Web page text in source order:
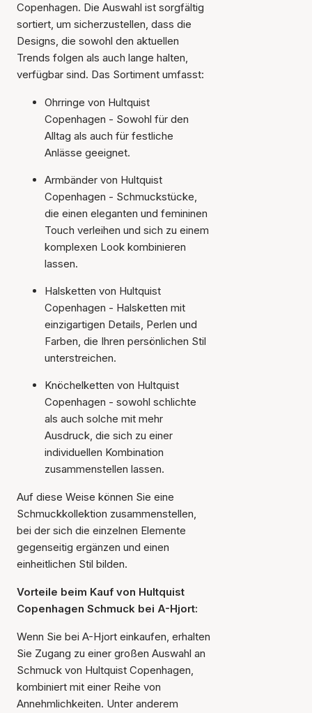
Copenhagen. Die Auswahl ist sorgfältig
sortiert, um sicherzustellen, dass die
Designs, die sowohl den aktuellen
Trends folgen als auch lange halten,
verfügbar sind. Das Sortiment umfasst:
Ohrringe von Hultquist
Copenhagen - Sowohl für den
Alltag als auch für festliche
Anlässe geeignet.
Armbänder von Hultquist
Copenhagen - Schmuckstücke,
die einen eleganten und femininen
Touch verleihen und sich zu einem
komplexen Look kombinieren
lassen.
Halsketten von Hultquist
Copenhagen - Halsketten mit
einzigartigen Details, Perlen und
Farben, die Ihren persönlichen Stil
unterstreichen.
Knöchelketten von Hultquist
Copenhagen - sowohl schlichte
als auch solche mit mehr
Ausdruck, die sich zu einer
individuellen Kombination
zusammenstellen lassen.
Auf diese Weise können Sie eine
Schmuckkollektion zusammenstellen,
bei der sich die einzelnen Elemente
gegenseitig ergänzen und einen
einheitlichen Stil bilden.
Vorteile beim Kauf von Hultquist
Copenhagen Schmuck bei A-Hjort:
Wenn Sie bei A-Hjort einkaufen, erhalten
Sie Zugang zu einer großen Auswahl an
Schmuck von Hultquist Copenhagen,
kombiniert mit einer Reihe von
Annehmlichkeiten. Unter anderem